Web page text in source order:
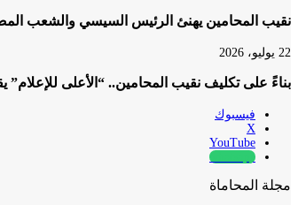
نقيب المحامين يهنئ الرئيس السيسي والشعب المصري بالذكرى الـ 74
22 يوليو، 2026
بناءً على تكليف نقيب المحامين.. “الأعلى
فيسبوك
‫X
‫YouTube
whatsapp
مجلة المحاماة